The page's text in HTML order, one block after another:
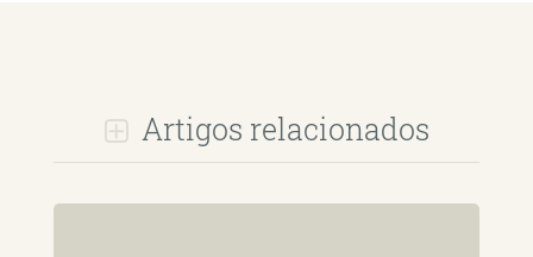
Artigos relacionados